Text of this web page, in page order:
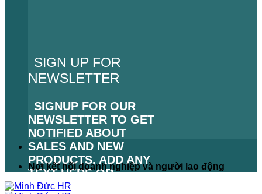
SIGN UP FOR
NEWSLETTER
SIGNUP FOR OUR
NEWSLETTER TO GET
NOTIFIED ABOUT
SALES AND NEW
PRODUCTS. ADD ANY
TEXT HERE OR
REMOVE IT.
Nơi kết nối doanh nghiệp và người lao động